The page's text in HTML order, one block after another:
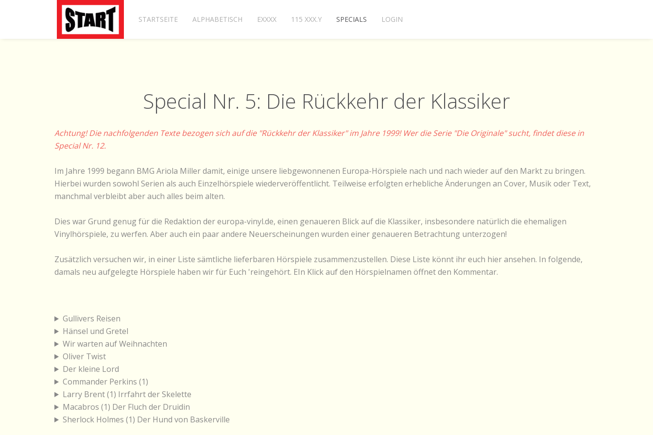
STARTSEITE ALPHABETISCH EXXXX 115 XXX.Y SPECIALS LOGIN
Special Nr. 5: Die Rückkehr der Klassiker
Achtung! Die nachfolgenden Texte bezogen sich auf die "Rückkehr der Klassiker" im Jahre 1999! Wer die Serie "Die Originale" sucht, findet diese in
Special Nr. 12.
Im Jahre 1999 begann BMG Ariola Miller damit, einige unsere liebgewonnenen Europa-Hörspiele nach und nach wieder auf den Markt zu bringen.
Hierbei wurden sowohl Serien als auch Einzelhörspiele wiederveröffentlicht. Teilweise erfolgten erhebliche Änderungen an Cover, Musik oder Text,
manchmal verbleibt aber auch alles beim alten.
Dies war Grund genug für die Redaktion der europa-vinyl.de, einen genaueren Blick auf die Klassiker, insbesondere natürlich die ehemaligen
Vinylhörspiele, zu werfen. Aber auch ein paar andere Neuerscheinungen wurden einer genaueren Betrachtung unterzogen!
Zusätzlich versuchen wir, in einer Liste sämtliche lieferbaren Hörspiele zusammenzustellen. Diese Liste könnt ihr euch hier ansehen. In folgende,
damals neu aufgelegte Hörspiele haben wir für Euch 'reingehört. EIn Klick auf den Hörspielnamen öffnet den Kommentar.
Gullivers Reisen
Hänsel und Gretel
Wir warten auf Weihnachten
Oliver Twist
Der kleine Lord
Commander Perkins (1)
Larry Brent (1) Irrfahrt der Skelette
Macabros (1) Der Fluch der Druidin
Sherlock Holmes (1) Der Hund von Baskerville